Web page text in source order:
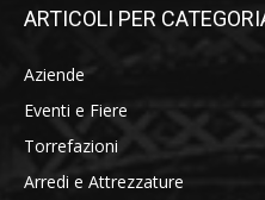
ARTICOLI PER
Aziende
Eventi e Fiere
Torrefazioni
Arredi e Attrezzature